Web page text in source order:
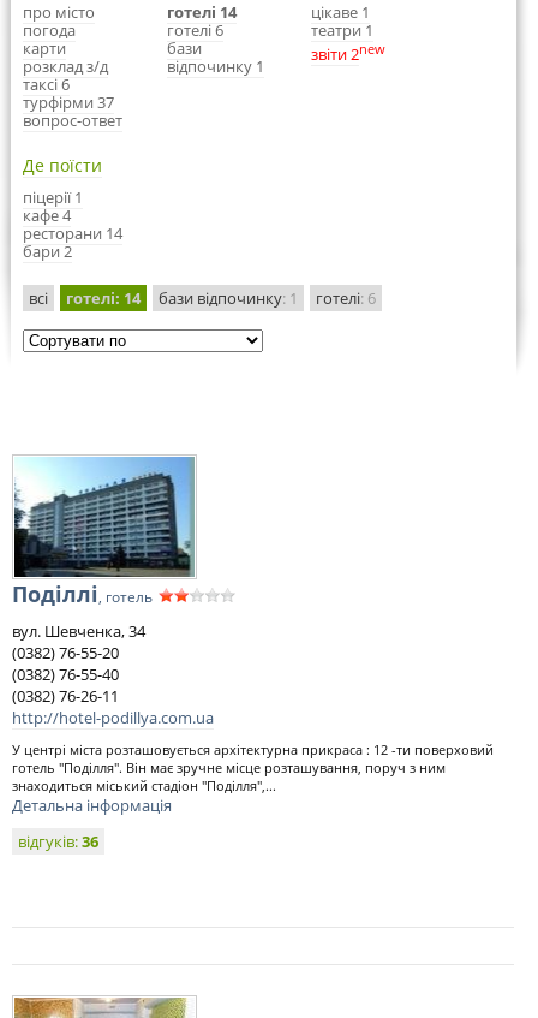
про місто
погода
карти
розклад з/д
таксі 6
турфірми 37
вопрос-ответ
готелі 14
готелі 6
бази
відпочинку 1
цікаве 1
театри 1
звіти 2new
Де поїсти
піцерії 1
кафе 4
ресторани 14
бари 2
всі готелі: 14 бази відпочинку: 1 готелі: 6
Поділлі, готель
вул. Шевченка, 34
(0382) 76-55-20
(0382) 76-55-40
(0382) 76-26-11
http://hotel-podillya.com.ua
У центрі міста розташовується архітектурна прикраса : 12 -ти поверховий
готель "Поділля". Він має зручне місце розташування, поруч з ним
знаходиться міський стадіон "Поділля",...
Детальна інформація
відгуків:36